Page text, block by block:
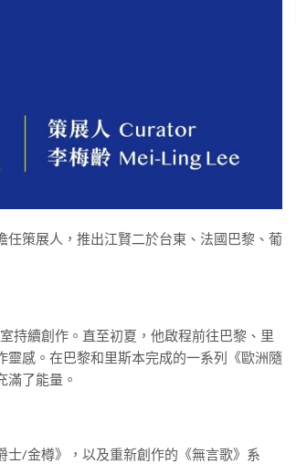
任策展人，推出江賢二於台東、法國巴黎、葡
持續創作。直至初夏，他啟程前往巴黎、里
感。在巴黎和里斯本完成的一系列《歐洲隨
了能量。
士/金樽》，以及重新創作的《無言歌》系